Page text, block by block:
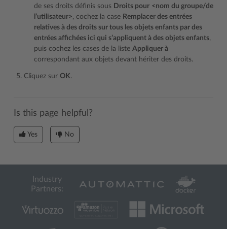
de ses droits définis sous Droits pour <nom du groupe/de
l’utilisateur>, cochez la case Remplacer des entrées
relatives à des droits sur tous les objets enfants par des
entrées affichées ici qui s’appliquent à des objets enfants,
puis cochez les cases de la liste Appliquer à
correspondant aux objets devant hériter des droits.
Cliquez sur OK.
Is this page helpful?
Yes No
Industry
Partners: